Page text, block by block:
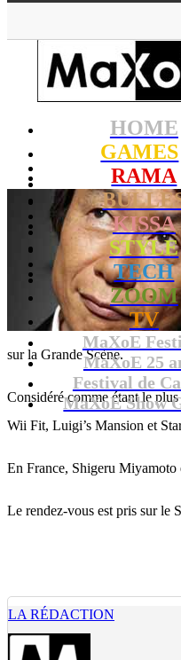
HOME
GAMES
RAMA
KISSA
STYLE
TECH
ZOOM
TV
MaXoE
MaXoE 25
Festival de
MaXoE Show
sur la Grande Scène.
Considéré comme étant le
Wii Fit, Luigi’s Mansion et
En France, Shigeru Miyamoto
Le rendez-vous est pris sur le
LA RÉDACTION